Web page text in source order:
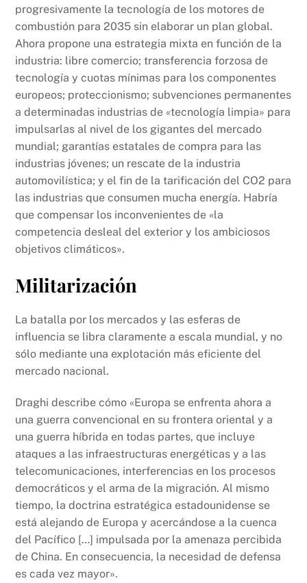
progresivamente la tecnología de los motores de
combustión para 2035 sin elaborar un plan global.
Ahora propone una estrategia mixta en función de la
industria: libre comercio; transferencia forzosa de
tecnología y cuotas mínimas para los componentes
europeos; proteccionismo; subvenciones permanentes
a determinadas industrias de «tecnología limpia» para
impulsarlas al nivel de los gigantes del mercado
mundial; garantías estatales de compra para las
industrias jóvenes; un rescate de la industria
automovilística; y el fin de la tarificación del CO2 para
las industrias que consumen mucha energía. Habría
que compensar los inconvenientes de «la
competencia desleal del exterior y los ambiciosos
objetivos climáticos».
Militarización
La batalla por los mercados y las esferas de
influencia se libra claramente a escala mundial, y no
sólo mediante una explotación más eficiente del
mercado nacional.
Draghi describe cómo «Europa se enfrenta ahora a
una guerra convencional en su frontera oriental y a
una guerra híbrida en todas partes, que incluye
ataques a las infraestructuras energéticas y a las
telecomunicaciones, interferencias en los procesos
democráticos y el arma de la migración. Al mismo
tiempo, la doctrina estratégica estadounidense se
está alejando de Europa y acercándose a la cuenca
del Pacífico […] impulsada por la amenaza percibida
de China. En consecuencia, la necesidad de defensa
es cada vez mayor».